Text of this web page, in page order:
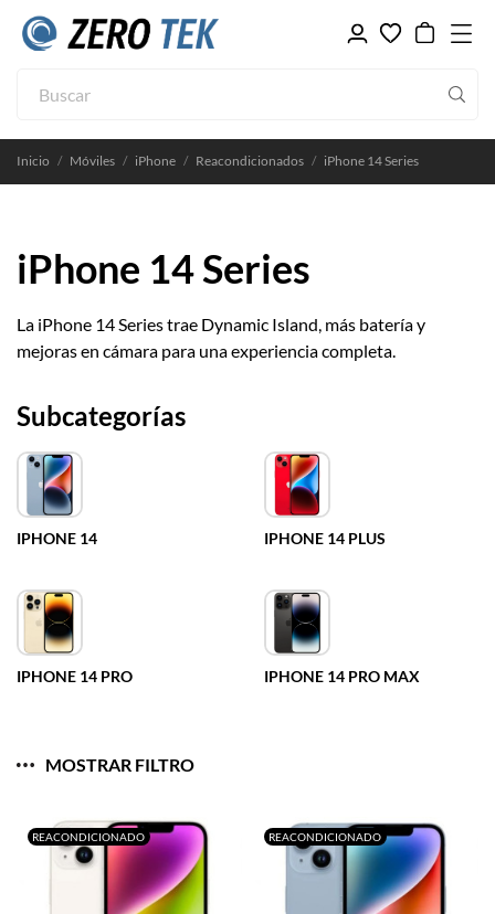
Inicio Móviles iPhone Reacondicionados iPhone 14 Series
iPhone 14 Series
La iPhone 14 Series trae Dynamic Island, más batería y
mejoras en cámara para una experiencia completa.
Subcategorías
IPHONE 14 IPHONE 14 PLUS
IPHONE 14 PRO IPHONE 14 PRO MAX
MOSTRAR FILTRO
REACONDICIONADO REACONDICIONADO